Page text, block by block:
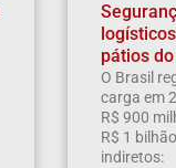
pátios
O Brasil
carga em
R$ 900
R$ 1
indiretos: